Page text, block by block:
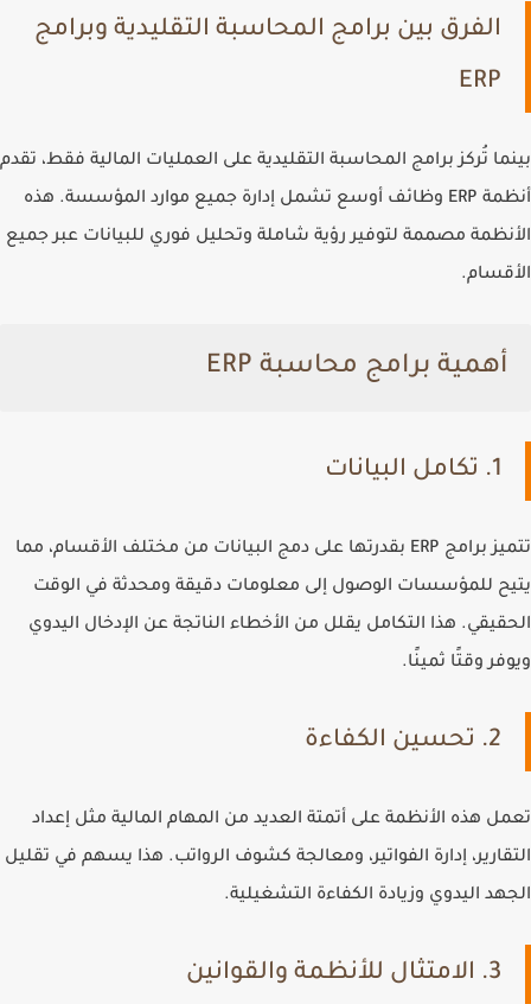
الفرق بين برامج المحاسبة التقليدية وبرامج
ERP
بينما تُركز برامج المحاسبة التقليدية على العمليات المالية فقط، تقدم
أنظمة ERP وظائف أوسع تشمل إدارة جميع موارد المؤسسة. هذه
الأنظمة مصممة لتوفير رؤية شاملة وتحليل فوري للبيانات عبر جميع
الأقسام.
أهمية برامج محاسبة ERP
1. تكامل البيانات
تتميز برامج ERP بقدرتها على دمج البيانات من مختلف الأقسام، مما
يتيح للمؤسسات الوصول إلى معلومات دقيقة ومحدثة في الوقت
الحقيقي. هذا التكامل يقلل من الأخطاء الناتجة عن الإدخال اليدوي
ويوفر وقتًا ثمينًا.
2. تحسين الكفاءة
تعمل هذه الأنظمة على أتمتة العديد من المهام المالية مثل إعداد
التقارير، إدارة الفواتير، ومعالجة كشوف الرواتب. هذا يسهم في تقليل
الجهد اليدوي وزيادة الكفاءة التشغيلية.
3. الامتثال للأنظمة والقوانين